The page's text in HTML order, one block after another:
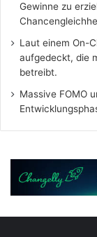
Gewinne zu
Laut einem On-
aufgedeckt, die
betreibt.
Massive FOMO